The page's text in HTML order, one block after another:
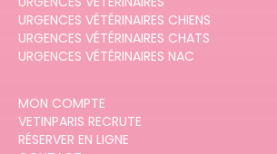
URGENCES VÉTÉRINAIRES CHIENS
URGENCES VÉTÉRINAIRES CHATS
URGENCES VÉTÉRINAIRES NAC
MON COMPTE
VETINPARIS RECRUTE
RÉSERVER EN LIGNE